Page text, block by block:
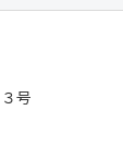
３号